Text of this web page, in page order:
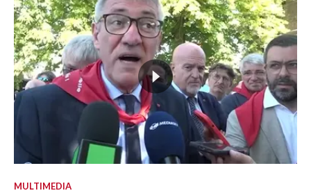
MULTIMEDIA